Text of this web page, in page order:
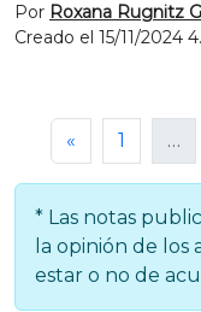
Por Roxana Rugnitz
Creado el 15/11/2024
« 1 …
* Las notas
la opinión de los
estar o no de